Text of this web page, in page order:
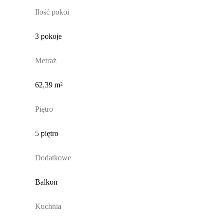
Ilość pokoi
3 pokoje
Metraż
62,39 m²
Piętro
5 piętro
Dodatkowe
Balkon
Kuchnia